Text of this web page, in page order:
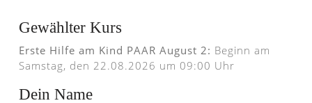
Gewählter Kurs
Erste Hilfe am Kind PAAR August 2: Beginn am
Samstag, den 22.08.2026 um 09:00 Uhr
Dein Name